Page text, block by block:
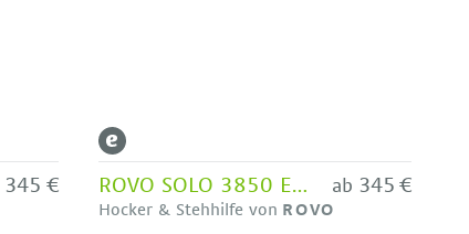
345 € ROVO SOLO 3850 ERGO BALANCE Hocker mit Fußkreuz und Rollen
Hocker & Stehhilfe von ROVO
ab 345 €